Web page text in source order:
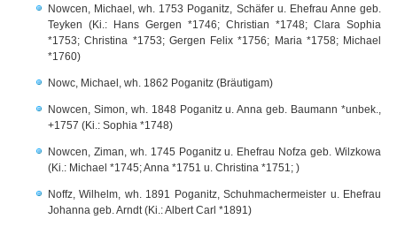
Nowcen, Michael, wh. 1753 Poganitz, Schäfer u. Ehefrau Anne geb.
Teyken (Ki.: Hans Gergen *1746; Christian *1748; Clara Sophia
*1753; Christina *1753; Gergen Felix *1756; Maria *1758; Michael
*1760)
Nowc, Michael, wh. 1862 Poganitz (Bräutigam)
Nowcen, Simon, wh. 1848 Poganitz u. Anna geb. Baumann *unbek.,
+1757 (Ki.: Sophia *1748)
Nowcen, Ziman, wh. 1745 Poganitz u. Ehefrau Nofza geb. Wilzkowa
(Ki.: Michael *1745; Anna *1751 u. Christina *1751; )
Noffz, Wilhelm, wh. 1891 Poganitz, Schuhmachermeister u. Ehefrau
Johanna geb. Arndt (Ki.: Albert Carl *1891)